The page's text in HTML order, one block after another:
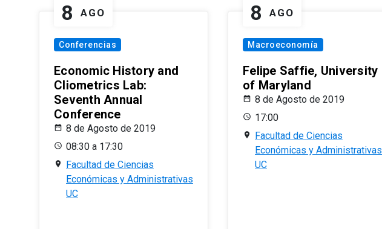
8 AGO
Conferencias
Economic History and
Cliometrics Lab:
Seventh Annual
Conference
8 de Agosto de 2019
08:30 a 17:30
Facultad de Ciencias
Económicas y Administrativas
UC
8 AGO
Macroeconomía
Felipe Saffie, University
of Maryland
8 de Agosto de 2019
17:00
Facultad de Ciencias
Económicas y Administrativas
UC